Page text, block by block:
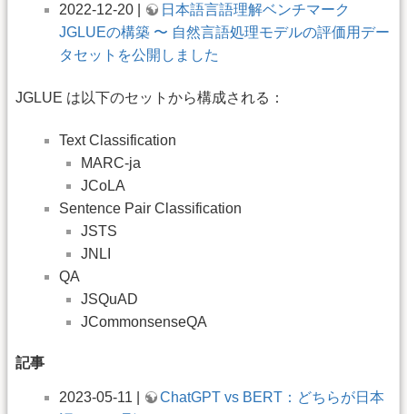
2022-12-20 |
日本語言語理解ベンチマーク
JGLUEの構築 〜 自然言語処理モデルの評価用デー
タセットを公開しました
JGLUE は以下のセットから構成される：
Text Classification
MARC-ja
JCoLA
Sentence Pair Classification
JSTS
JNLI
QA
JSQuAD
JCommonsenseQA
記事
2023-05-11 |
ChatGPT vs BERT：どちらが日本